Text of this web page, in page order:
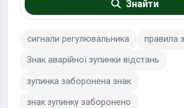
Знайти
сигнали регулювальника правила
Знак аварійної зупинки відстань
зупинка заборонена знак
знак зупинку заборонено